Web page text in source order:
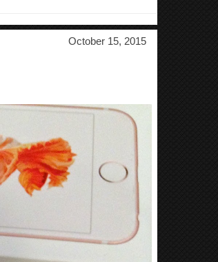
October 15, 2015